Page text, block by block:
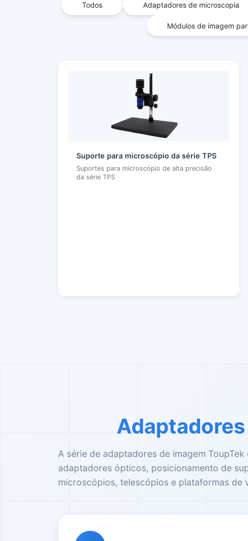
Todos Adaptadores de microscopia
Módulos de imagem
Suporte para microscópio da série TPS
Suportes para microscópio de alta precisão
da série TPS
A série de adaptadores de imagem
adaptadores ópticos, posicionamento de
microscópios, telescópios e plataformas de